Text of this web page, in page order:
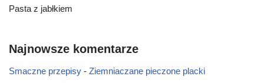
Pasta z jabłkiem
Najnowsze komentarze
Smaczne przepisy - Ziemniaczane pieczone placki